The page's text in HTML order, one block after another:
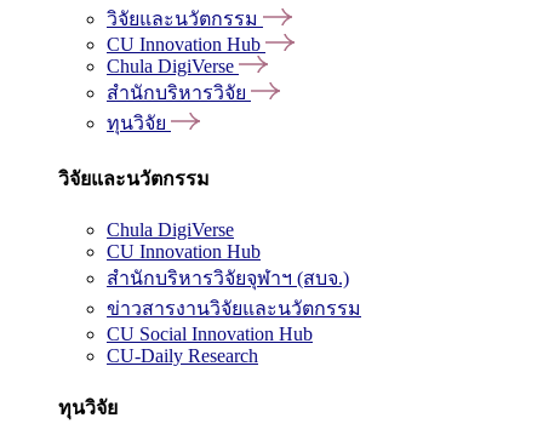
วิจัยและนวัตกรรม
CU Innovation Hub
Chula DigiVerse
สำนักบริหารวิจัย
ทุนวิจัย
วิจัยและนวัตกรรม
Chula DigiVerse
CU Innovation Hub
สำนักบริหารวิจัยจุฬาฯ (สบจ.)
ข่าวสารงานวิจัยและนวัตกรรม
CU Social Innovation Hub
CU-Daily Research
ทุนวิจัย